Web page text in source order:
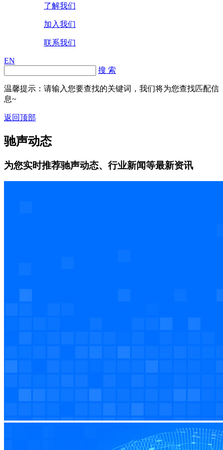
了解我们
加入我们
联系我们
EN
搜 索
温馨提示：请输入您要查找的关键词，我们将为您查找匹配信
息~
返回顶部
驰声动态
为您实时推荐驰声动态、行业新闻等最新资讯